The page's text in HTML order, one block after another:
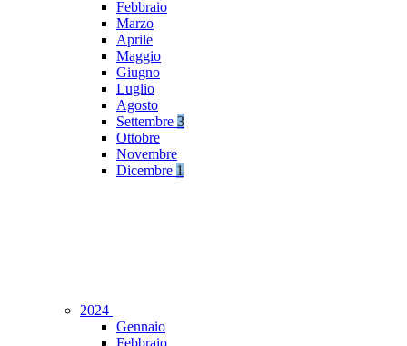
Febbraio
Marzo
Aprile
Maggio
Giugno
Luglio
Agosto
Settembre 3
Ottobre
Novembre
Dicembre 1
2024
Gennaio